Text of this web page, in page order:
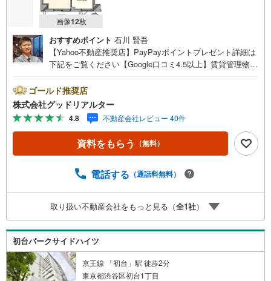
画像12枚
おすすめポイント 石川 賢吾
【Yahoo不動産推奨店】PayPayポイントプレゼント詳細は
下記をご覧ください【Google口コミ4.5以上】賃貸管理物件
介です。投資用マンションを購入する際、最大のリスクは
空室リスクです。利回りがいくら高かろうとも、空室が続
いてしまえば、絵に描いた餅になってしまいます。弊社で
ご紹介するマンションは、人気エリアのお薦め物件はもち
ろんのこと、エリアのニーズに合った人気のお部屋等、賃
貸営業経験スタッフの培ってきた知識と経験を基に物件を
ての対策はお任せください。掲載されている物件は、弊社
い合わせください。※記載賃料等の収入や利回りは、将来に
わたり、得られることを保証するものではありません。※賃
料等については、賃貸中のものについては現在の賃料等
で、空室または所有者居住中等のものについては、周辺の
賃料相場に基づき、満室時を想定して表示しています。
ゴールド推奨店
株式会社グッドリアルター
4.8 不動産会社レビュー 40件
資料をもらう （無料）
電話する （通話料無料）
取り扱い不動産会社をもっと見る（全1社）
初台パークサイドハイツ
京王線 「初台」駅 徒歩2分
東京都渋谷区初台1丁目